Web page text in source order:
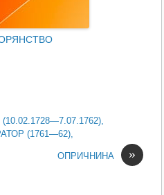
(1761—62),
»
ОПРИЧНИНА